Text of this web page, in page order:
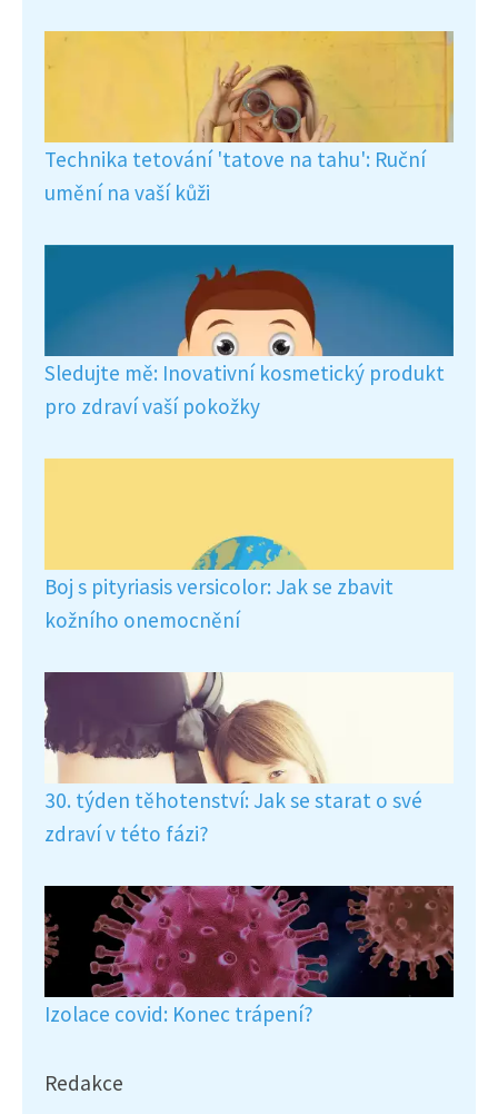
Technika tetování 'tatove na tahu': Ruční
umění na vaší kůži
Sledujte mě: Inovativní kosmetický produkt
pro zdraví vaší pokožky
Boj s pityriasis versicolor: Jak se zbavit
kožního onemocnění
30. týden těhotenství: Jak se starat o své
zdraví v této fázi?
Izolace covid: Konec trápení?
Redakce